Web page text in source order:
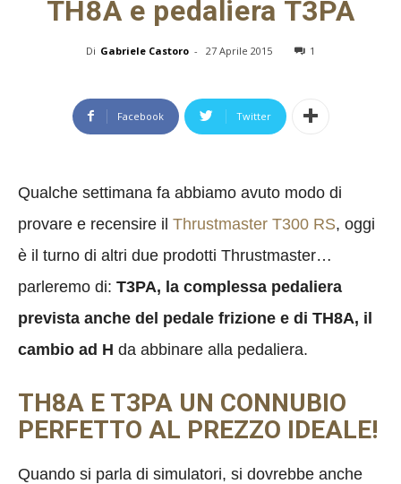
TH8A e pedaliera T3PA
Di Gabriele Castoro - 27 Aprile 2015 1
Facebook Twitter
Qualche settimana fa abbiamo avuto modo di
provare e recensire il Thrustmaster T300 RS, oggi
è il turno di altri due prodotti Thrustmaster…
parleremo di: T3PA, la complessa pedaliera
prevista anche del pedale frizione e di TH8A, il
cambio ad H da abbinare alla pedaliera.
TH8A E T3PA UN CONNUBIO
PERFETTO AL PREZZO IDEALE!
Quando si parla di simulatori, si dovrebbe anche